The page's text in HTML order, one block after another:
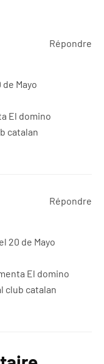
Mayo
El domino
catalan
Répondre
20 de Mayo
El domino
club catalan
Répondre